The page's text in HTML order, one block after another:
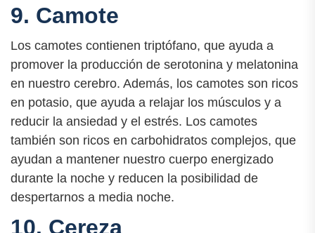
9. Camote
Los camotes contienen triptófano, que ayuda a
promover la producción de serotonina y melatonina
en nuestro cerebro. Además, los camotes son ricos
en potasio, que ayuda a relajar los músculos y a
reducir la ansiedad y el estrés. Los camotes
también son ricos en carbohidratos complejos, que
ayudan a mantener nuestro cuerpo energizado
durante la noche y reducen la posibilidad de
despertarnos a media noche.
10. Cereza